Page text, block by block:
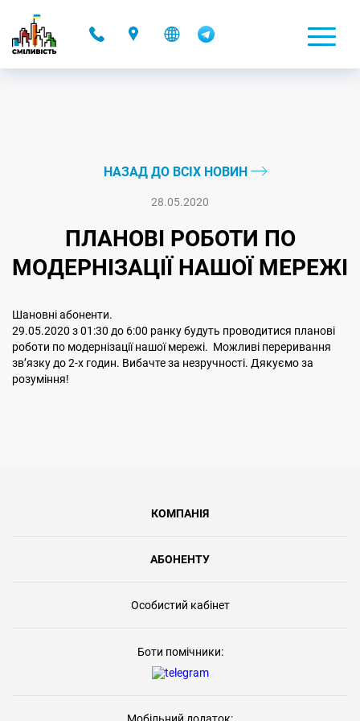
НАЗАД ДО ВСІХ НОВИН
28.05.2020
ПЛАНОВІ РОБОТИ ПО
МОДЕРНІЗАЦІЇ НАШОЇ МЕРЕЖІ
Шановні абоненти.
29.05.2020 з 01:30 до 6:00 ранку будуть проводитися планові
роботи по модернізації нашої мережі. Можливі переривання
звʼязку до 2-х годин. Вибачте за незручності. Дякуємо за
розуміння!
КОМПАНІЯ
АБОНЕНТУ
Особистий кабінет
Боти помічники: